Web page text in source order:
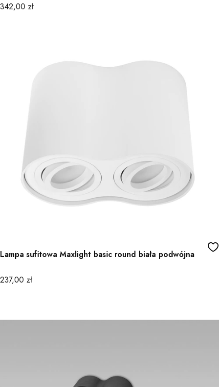
Cena
342,00 zł
Lampa sufitowa Maxlight basic round biała podwójna
Cena
237,00 zł